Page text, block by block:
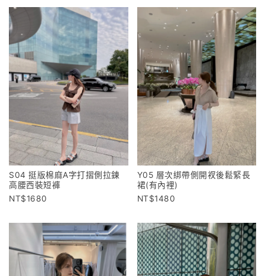
S04 挺版棉麻A字打摺側拉鍊
高腰西裝短褲
1680
Y05 層次綁帶側開衩後鬆緊長
裙(有內裡)
1480